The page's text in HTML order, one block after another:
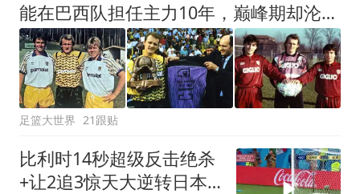
能在巴西队担任主力10年，巅峰期却沦为意甲替补，悍将受困于规则
足篮大世界 21跟贴
比利时14秒超级反击绝杀
+让2追3惊天大逆转日本